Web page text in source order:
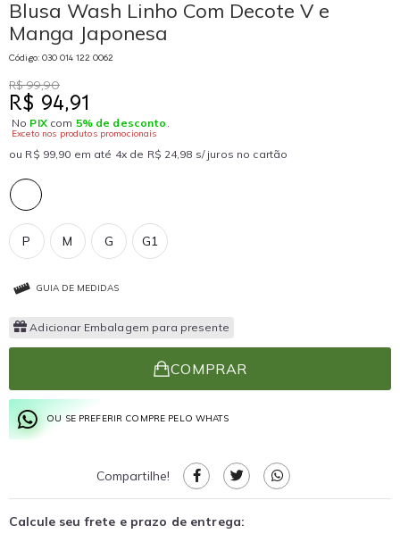
Blusa Wash Linho Com Decote V e
Manga Japonesa
Código: 030 014 122 0062
R$ 99,90
R$ 94,91
No PIXcom 5% de desconto .
Exceto nos produtos promocionais
ou R$ 99,90 em até 4x de R$ 24,98 s/ juros no cartão
G G1
M
P
GUIA DE MEDIDAS
Adicionar Embalagem para presente
COMPRAR
OU SE PREFERIR COMPRE PELO WHATS
Compartilhe!
Calcule seu frete e prazo de entrega: